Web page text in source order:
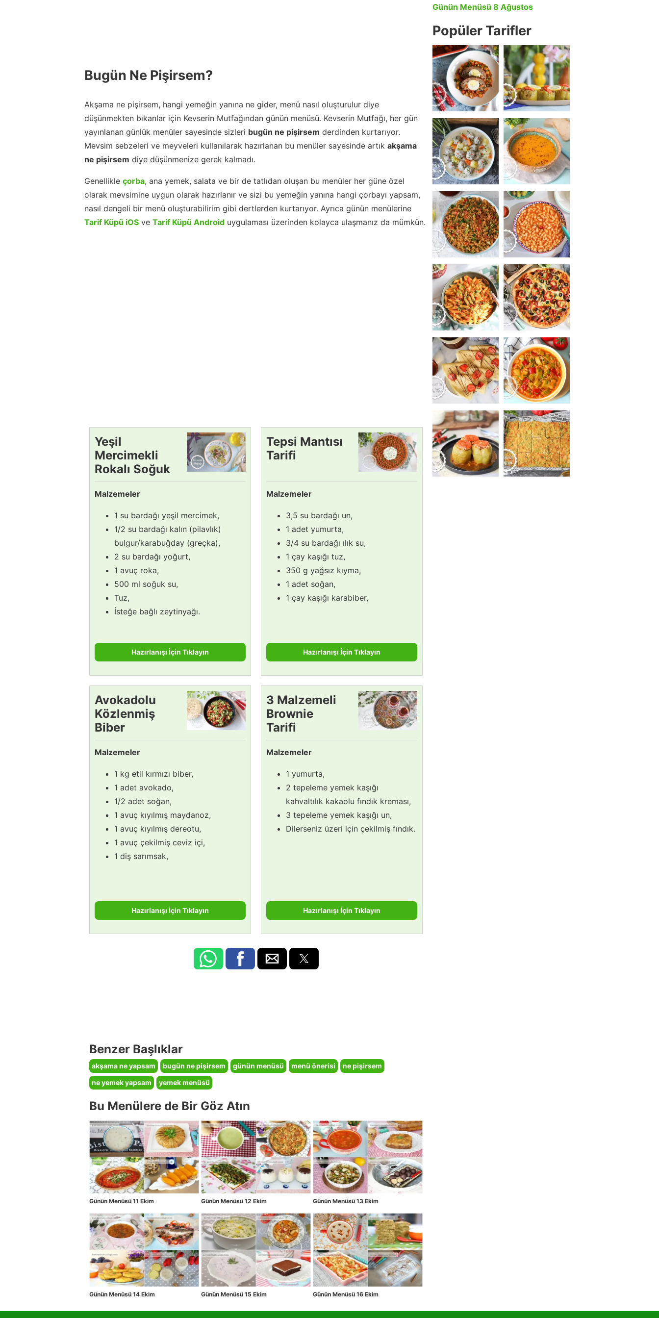
Bugün Ne Pişirsem?
Akşama ne pişirsem, hangi yemeğin yanına ne gider, menü nasıl oluşturulur diye
düşünmekten bıkanlar için Kevserin Mutfağından günün menüsü. Kevserin Mutfağı, her gün
yayınlanan günlük menüler sayesinde sizleri bugün ne pişirsem derdinden kurtarıyor.
Mevsim sebzeleri ve meyveleri kullanılarak hazırlanan bu menüler sayesinde artık akşama
ne pişirsem diye düşünmenize gerek kalmadı.
Genellikle çorba, ana yemek, salata ve bir de tatlıdan oluşan bu menüler her güne özel
olarak mevsimine uygun olarak hazırlanır ve sizi bu yemeğin yanına hangi çorbayı yapsam,
nasıl dengeli bir menü oluşturabilirim gibi dertlerden kurtarıyor. Ayrıca günün menülerine
Tarif Küpü iOS ve Tarif Küpü Android uygulaması üzerinden kolayca ulaşmanız da mümkün.
Yeşil
Mercimekli
Rokalı Soğuk
Çorba Tarifi
Malzemeler
1 su bardağı yeşil mercimek,
1/2 su bardağı kalın (pilavlık)
bulgur/karabuğday (greçka),
2 su bardağı yoğurt,
1 avuç roka,
500 ml soğuk su,
Tuz,
İsteğe bağlı zeytinyağı.
Hazırlanışı İçin Tıklayın
Tepsi Mantısı
Tarifi
Malzemeler
3,5 su bardağı un,
1 adet yumurta,
3/4 su bardağı ılık su,
1 çay kaşığı tuz,
350 g yağsız kıyma,
1 adet soğan,
1 çay kaşığı karabiber,
Hazırlanışı İçin Tıklayın
Avokadolu
Közlenmiş
Biber
Salatası
Tarifi
Malzemeler
1 kg etli kırmızı biber,
1 adet avokado,
1/2 adet soğan,
1 avuç kıyılmış maydanoz,
1 avuç kıyılmış dereotu,
1 avuç çekilmiş ceviz içi,
1 diş sarımsak,
Hazırlanışı İçin Tıklayın
3 Malzemeli
Brownie
Tarifi
Malzemeler
1 yumurta,
2 tepeleme yemek kaşığı
kahvaltılık kakaolu fındık kreması,
3 tepeleme yemek kaşığı un,
Dilerseniz üzeri için çekilmiş fındık.
Hazırlanışı İçin Tıklayın
Benzer Başlıklar
akşama ne yapsam bugün ne pişirsem günün menüsü menü önerisi
ne pişirsem
ne yemek yapsam
yemek menüsü
Bu Menülere de Bir Göz Atın
Günün Menüsü 11 Ekim Günün Menüsü 12 Ekim Günün Menüsü 13 Ekim
Günün Menüsü 14 Ekim Günün Menüsü 15 Ekim Günün Menüsü 16 Ekim
Günün Menüsü 8 Ağustos
Popüler Tarifler